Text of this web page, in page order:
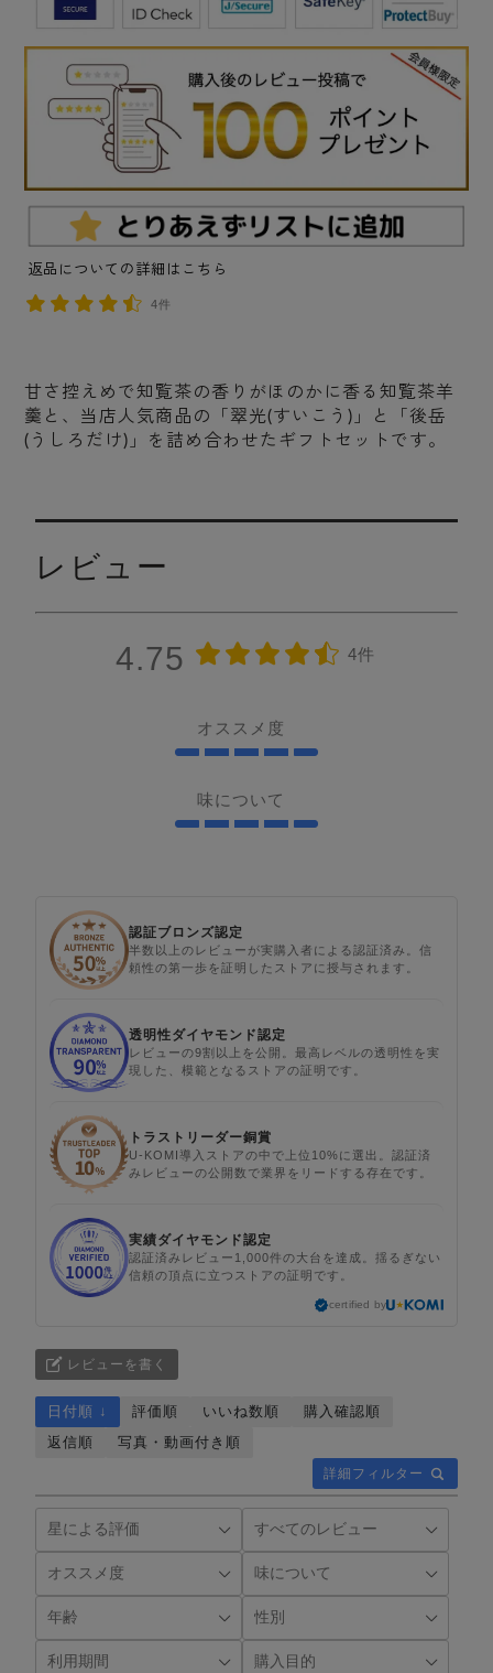
返品についての詳細はこちら
4件
甘さ控えめで知覧茶の香りがほのかに香る知覧茶羊
羹と、当店人気商品の「翠光(すいこう)」と「後岳
(うしろだけ)」を詰め合わせたギフトセットです。
レビュー
4.75 4件
オススメ度
味について
認証ブロンズ認定
半数以上のレビューが実購入者による認証済み。信
頼性の第一歩を証明したストアに授与されます。
透明性ダイヤモンド認定
レビューの9割以上を公開。最高レベルの透明性を実
現した、模範となるストアの証明です。
トラストリーダー銅賞
U-KOMI導入ストアの中で上位10%に選出。認証済
みレビューの公開数で業界をリードする存在です。
実績ダイヤモンド認定
認証済みレビュー1,000件の大台を達成。揺るぎない
信頼の頂点に立つストアの証明です。
certified by
レビューを書く
詳細フィルター
日付順 ↓ 評価順 いいね数順
購入確認順
返信順
写真・動画付き順